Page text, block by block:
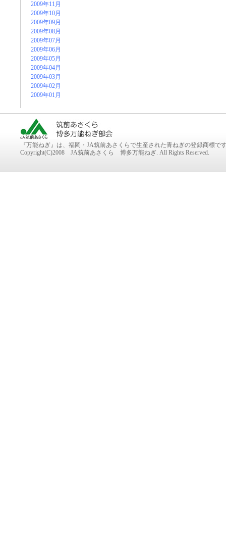
2009年11月
2009年10月
2009年09月
2009年08月
2009年07月
2009年06月
2009年05月
2009年04月
2009年03月
2009年02月
2009年01月
『万能ねぎ』は、福岡・JA筑前あさくらで生産された青ねぎの登録商標で
Copyright(C)2008 JA筑前あさくら 博多万能ねぎ. All Rights Reserved.